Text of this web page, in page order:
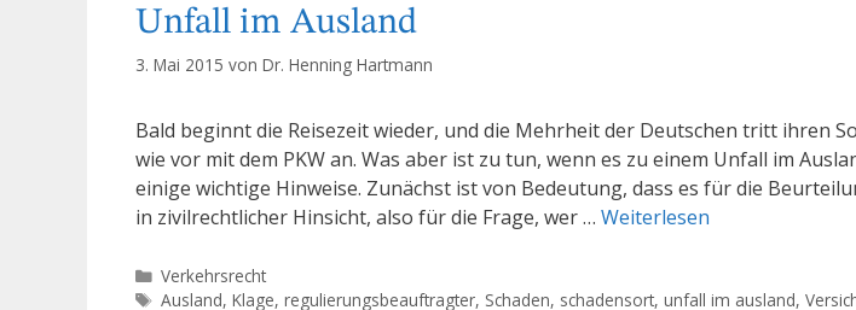
Unfall im Ausland
3. Mai 2015 von Dr. Henning Hartmann
Bald beginnt die Reisezeit wieder, und die Mehrheit der Deutschen tritt ihren
wie vor mit dem PKW an. Was aber ist zu tun, wenn es zu einem Unfall im
einige wichtige Hinweise. Zunächst ist von Bedeutung, dass es für die
in zivilrechtlicher Hinsicht, also für die Frage, wer … Weiterlesen
Kategorien
Verkehrsrecht
Schlagwörter
Ausland,Klage,regulierungsbeauftragter, Schaden, schadensort,unfall im ausland,